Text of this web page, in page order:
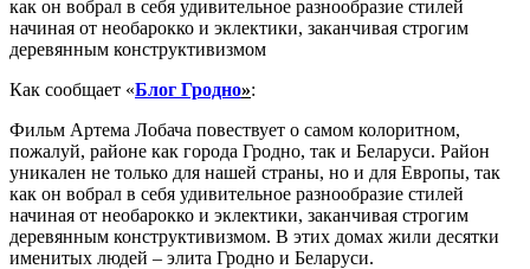
как он вобрал в себя удивительное разнообразие стилей
начиная от необарокко и эклектики, заканчивая строгим
деревянным конструктивизмом
Как сообщает «Блог Гродно»:
Фильм Артема Лобача повествует о самом колоритном,
пожалуй, районе как города Гродно, так и Беларуси. Район
уникален не только для нашей страны, но и для Европы, так
как он вобрал в себя удивительное разнообразие стилей
начиная от необарокко и эклектики, заканчивая строгим
деревянным конструктивизмом. В этих домах жили десятки
именитых людей – элита Гродно и Беларуси.